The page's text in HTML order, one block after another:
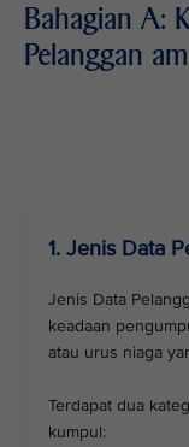
Bahagian A:
Pelanggan am
1. Jenis Data
Jenis Data
keadaan
atau urus niaga
Terdapat dua
kumpul: